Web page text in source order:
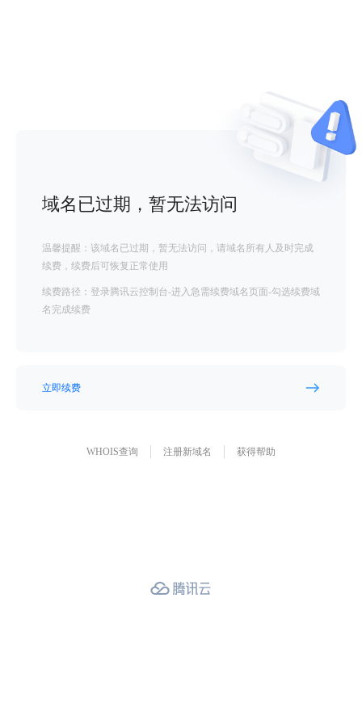
域名已过期，暂无法访问
温馨提醒：该域名已过期，暂无法访问，请域名所有人及时完成
续费，续费后可恢复正常使用
续费路径：登录腾讯云控制台-进入急需续费域名页面-勾选续费域
名完成续费
立即续费
WHOIS查询 注册新域名 获得帮助